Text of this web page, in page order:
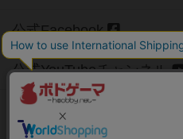
公式Facebook
公式YouTubeチャンネル